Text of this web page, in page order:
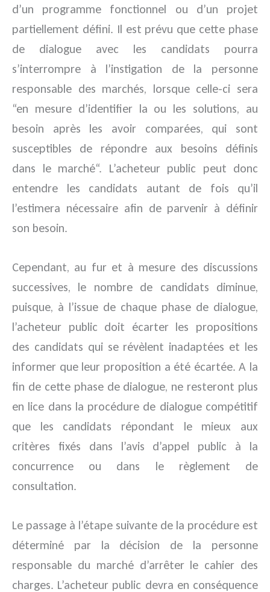
d’un programme fonctionnel ou d’un projet
partiellement défini. Il est prévu que cette phase
de dialogue avec les candidats pourra
s’interrompre à l’instigation de la personne
responsable des marchés, lorsque celle-ci sera
“en mesure d’identifier la ou les solutions, au
besoin après les avoir comparées, qui sont
susceptibles de répondre aux besoins définis
dans le marché“. L’acheteur public peut donc
entendre les candidats autant de fois qu’il
l’estimera nécessaire afin de parvenir à définir
son besoin.
Cependant, au fur et à mesure des discussions
successives, le nombre de candidats diminue,
puisque, à l’issue de chaque phase de dialogue,
l’acheteur public doit écarter les propositions
des candidats qui se révèlent inadaptées et les
informer que leur proposition a été écartée. A la
fin de cette phase de dialogue, ne resteront plus
en lice dans la procédure de dialogue compétitif
que les candidats répondant le mieux aux
critères fixés dans l’avis d’appel public à la
concurrence ou dans le règlement de
consultation.
Le passage à l’étape suivante de la procédure est
déterminé par la décision de la personne
responsable du marché d’arrêter le cahier des
charges. L’acheteur public devra en conséquence